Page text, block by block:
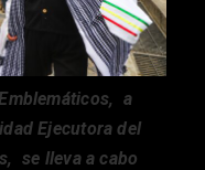
a
Ejecutora del
se lleva a cabo